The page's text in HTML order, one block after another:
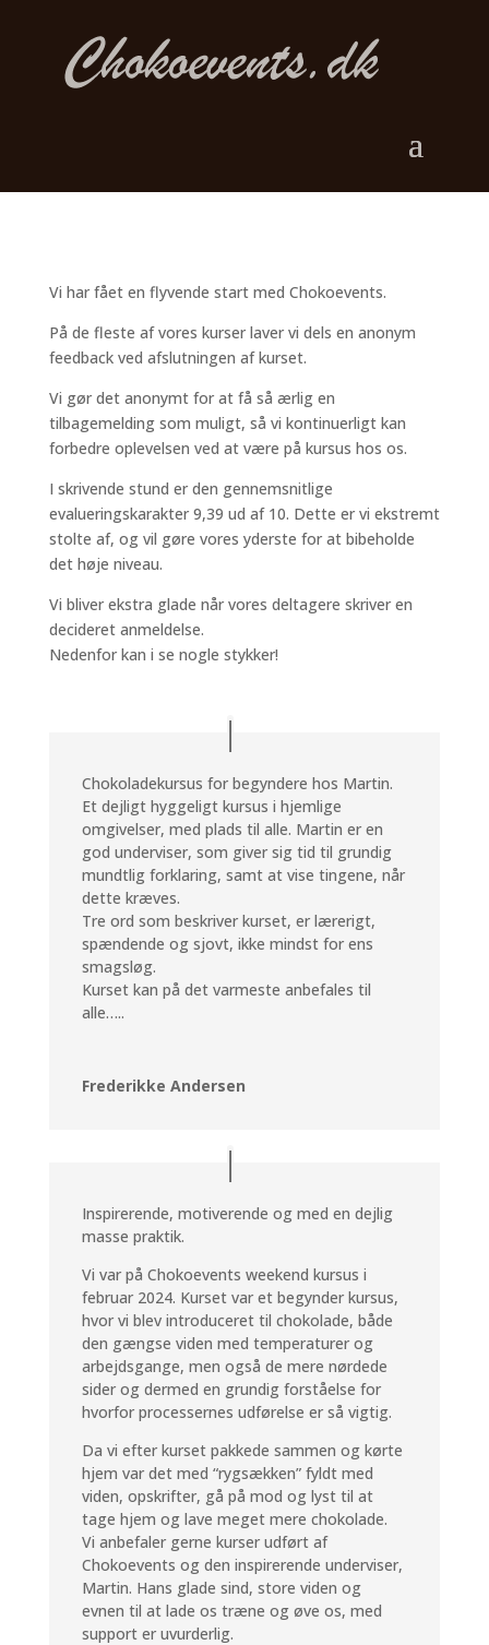
Vi har fået en flyvende start med Chokoevents.
På de fleste af vores kurser laver vi dels en anonym
feedback ved afslutningen af kurset.
Vi gør det anonymt for at få så ærlig en
tilbagemelding som muligt, så vi kontinuerligt kan
forbedre oplevelsen ved at være på kursus hos os.
I skrivende stund er den gennemsnitlige
evalueringskarakter 9,39 ud af 10. Dette er vi ekstremt
stolte af, og vil gøre vores yderste for at bibeholde
det høje niveau.
Vi bliver ekstra glade når vores deltagere skriver en
decideret anmeldelse.
Nedenfor kan i se nogle stykker!
Chokoladekursus for begyndere hos Martin.
Et dejligt hyggeligt kursus i hjemlige
omgivelser, med plads til alle. Martin er en
god underviser, som giver sig tid til grundig
mundtlig forklaring, samt at vise tingene, når
dette kræves.
Tre ord som beskriver kurset, er lærerigt,
spændende og sjovt, ikke mindst for ens
smagsløg.
Kurset kan på det varmeste anbefales til
alle…..
Frederikke Andersen
Inspirerende, motiverende og med en dejlig
masse praktik.
Vi var på Chokoevents weekend kursus i
februar 2024. Kurset var et begynder kursus,
hvor vi blev introduceret til chokolade, både
den gængse viden med temperaturer og
arbejdsgange, men også de mere nørdede
sider og dermed en grundig forståelse for
hvorfor processernes udførelse er så vigtig.
Da vi efter kurset pakkede sammen og kørte
hjem var det med “rygsækken” fyldt med
viden, opskrifter, gå på mod og lyst til at
tage hjem og lave meget mere chokolade.
Vi anbefaler gerne kurser udført af
Chokoevents og den inspirerende underviser,
Martin. Hans glade sind, store viden og
evnen til at lade os træne og øve os, med
support er uvurderlig.